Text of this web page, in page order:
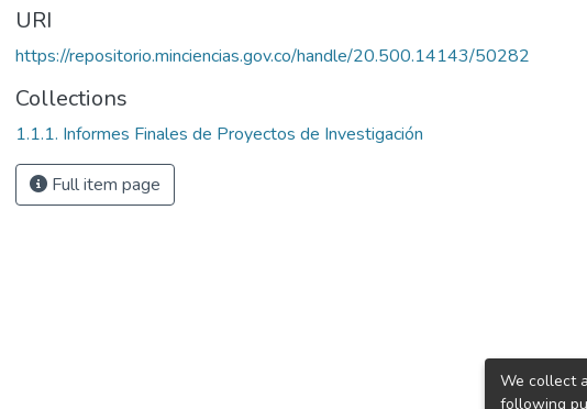
URI
https://repositorio.minciencias.gov.co/handle/20.500.14143/50282
Collections
1.1.1. Informes Finales de Proyectos de Investigación
Full item page
We collect
following